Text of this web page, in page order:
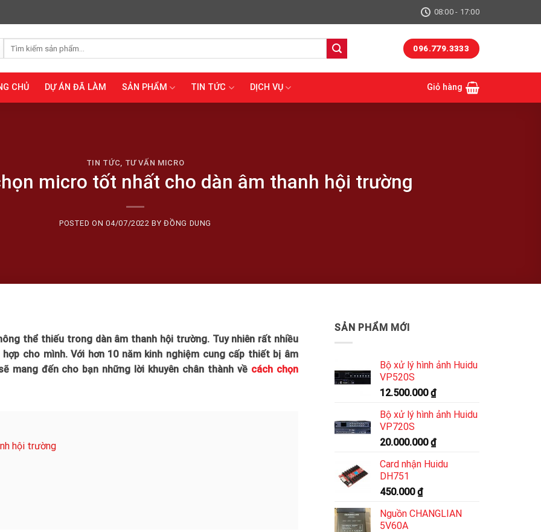
08:00 - 17:00
096.779.3333
CHỦ DỰ ÁN ĐÃ LÀM SẢN PHẨM TIN TỨC DỊCH VỤ Giỏ hàng
TIN TỨC TƯ VẤN MICRO
micro tốt nhất cho dàn âm thanh hội trường
POSTED ON04/07/2022 BYĐỒNG DUNG
thể thiếu trong dàn âm thanh hội trường. Tuy nhiên rất nhiều
cho mình. Với hơn 10 năm kinh nghiệm cung cấp thiết bị âm
mang đến cho bạn những lời khuyên chân thành về cách chọn
hội trường
SẢN PHẨM MỚI
Bộ xử lý hình ảnh Huidu
VP520S
12.500.000₫
Bộ xử lý hình ảnh Huidu
VP720S
20.000.000₫
Card nhận Huidu
DH751
450.000₫
Nguồn CHANGLIAN
5V60A